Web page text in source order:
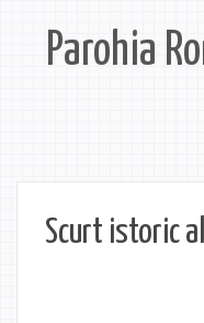
Parohia
Scurt istoric